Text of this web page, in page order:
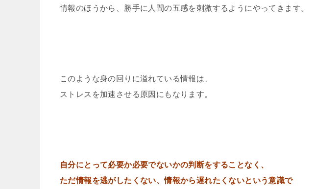
情報のほうから、勝手に人間の五感を刺激するようにやってきます。
このような身の回りに溢れている情報は、
ストレスを加速させる原因にもなります。
自分にとって必要か必要でないかの判断をすることなく、
ただ情報を逃がしたくない、情報から遅れたくないという意識で